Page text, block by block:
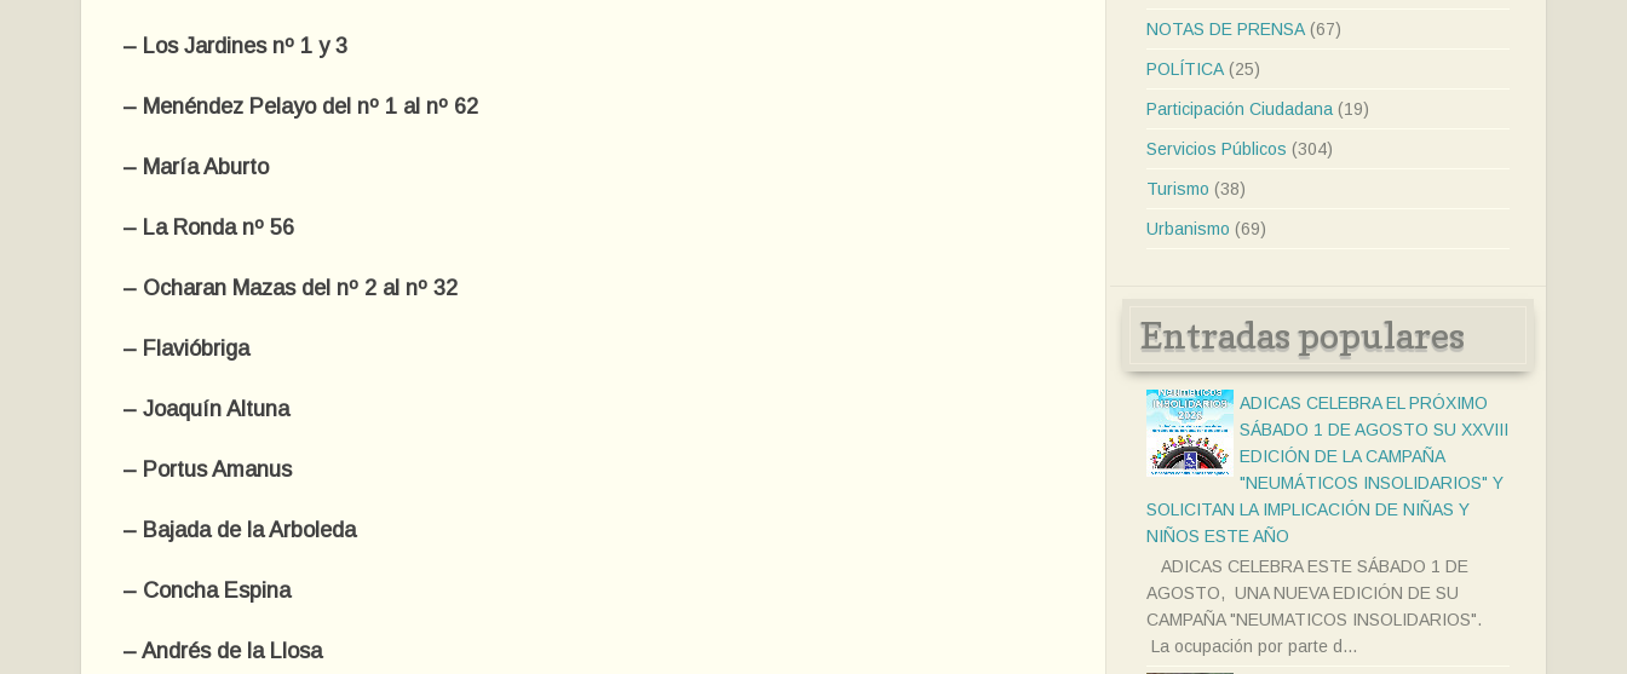
– Los Jardines nº 1 y 3
– Menéndez Pelayo del nº 1 al nº 62
– María Aburto
– La Ronda nº 56
– Ocharan Mazas del nº 2 al nº 32
– Flavióbriga
– Joaquín Altuna
– Portus Amanus
– Bajada de la Arboleda
– Concha Espina
– Andrés de la Llosa
NOTAS DE PRENSA (67)
POLÍTICA (25)
Participación Ciudadana (19)
Servicios Públicos (304)
Turismo (38)
Urbanismo (69)
Entradas populares
ADICAS CELEBRA EL PRÓXIMO
SÁBADO 1 DE AGOSTO SU XXVIII
EDICIÓN DE LA CAMPAÑA
"NEUMÁTICOS INSOLIDARIOS" Y
SOLICITAN LA IMPLICACIÓN DE NIÑAS Y
NIÑOS ESTE AÑO
ADICAS CELEBRA ESTE SÁBADO 1 DE
AGOSTO, UNA NUEVA EDICIÓN DE SU
CAMPAÑA "NEUMATICOS INSOLIDARIOS".
La ocupación por parte d...